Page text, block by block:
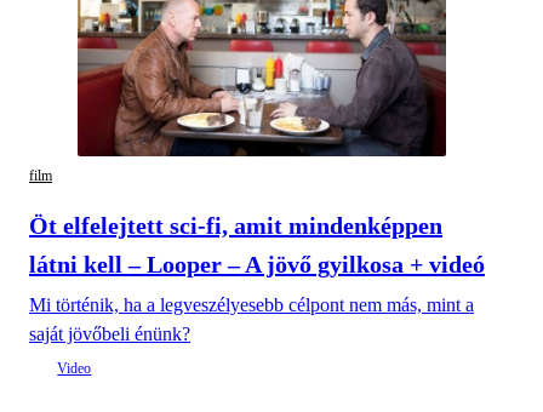
film
Öt elfelejtett sci-fi, amit mindenképpen
látni kell – Looper – A jövő gyilkosa + videó
Mi történik, ha a legveszélyesebb célpont nem más, mint a
saját jövőbeli énünk?